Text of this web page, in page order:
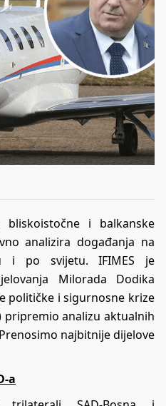
i balkanske
analizira događanja na
i po svijetu. IFIMES je
Milorada Dodika
političke i sigurnosne krize
pripremio analizu aktualnih
najbitnije dijelove
a